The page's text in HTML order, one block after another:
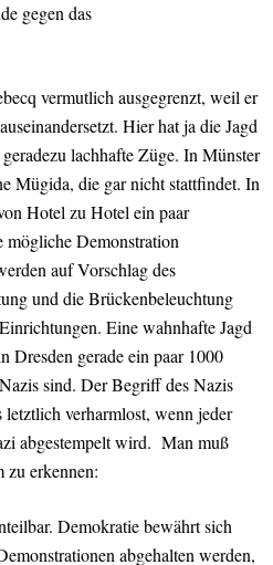
gegen das
vermutlich ausgegrenzt, weil er
Hier hat ja die Jagd
lachhafte Züge. In Münster
Mügida, die gar nicht stattfindet. In
Hotel zu Hotel ein paar
mögliche Demonstration
auf Vorschlag des
und die Brückenbeleuchtung
Eine wahnhafte Jagd
Dresden gerade ein paar 1000
sind. Der Begriff des Nazis
verharmlost, wenn jeder
abgestempelt wird. Man muß
zu erkennen:
Demokratie bewährt sich
abgehalten werden,